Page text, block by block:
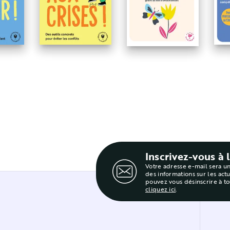
moi qui tu esJe n'ai plus peur ! Stop aux crises !
Inscrivez-vous
Votre adresse e-mail sera
des informations sur les
pouvez vous désinscrire à
cliquez ici.